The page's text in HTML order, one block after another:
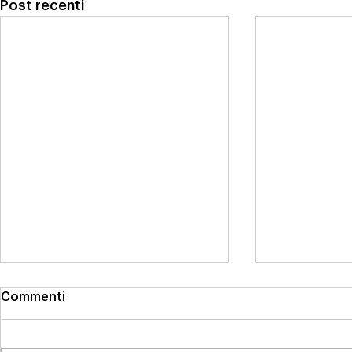
Post recenti
Commenti